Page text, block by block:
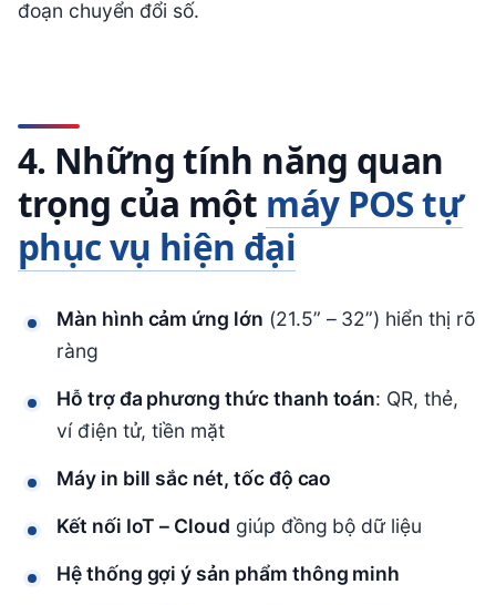
đoạn chuyển đổi số.
4. Những tính năng quan
trọng của một máy POS tự
phục vụ hiện đại
Màn hình cảm ứng lớn (21.5” – 32”) hiển thị rõ
ràng
Hỗ trợ đa phương thức thanh toán: QR, thẻ,
ví điện tử, tiền mặt
Máy in bill sắc nét, tốc độ cao
Kết nối IoT – Cloud giúp đồng bộ dữ liệu
Hệ thống gợi ý sản phẩm thông minh